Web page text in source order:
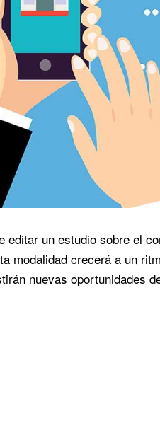
editar un estudio sobre el
modalidad crecerá a un
nuevas oportunidades